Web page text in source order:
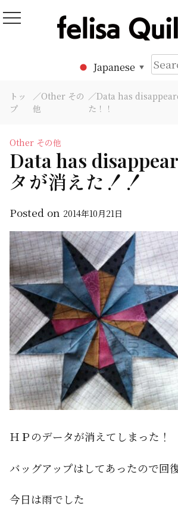
to
Felisa Quilts
パッチワークキルト Felisa
Japanese ▼
検
索:
トッ
プ
／Other その
他
／Data has
た！！
Other その他
Data has
タが消えた！！
Posted on 2014年10月21日
ＨＰのデータが消えてしまった！
バッグアップはしてあったので回
今日は雨でした